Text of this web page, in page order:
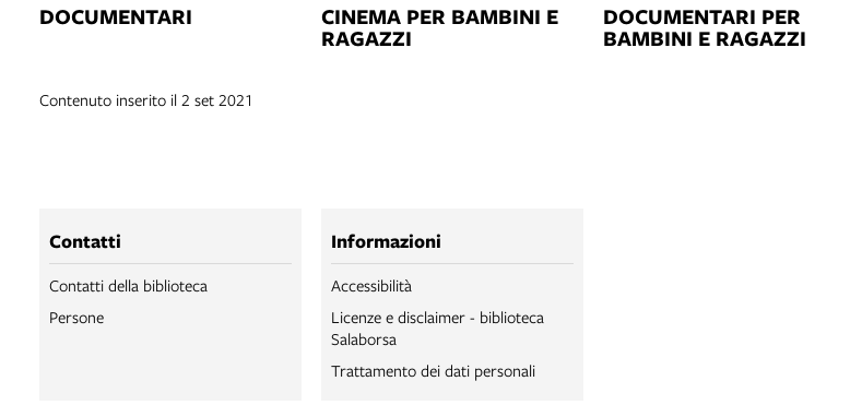
DOCUMENTARI CINEMA PER BAMBINI E
RAGAZZI
DOCUMENTARI PER
BAMBINI E RAGAZZI
Contenuto inserito il 2 set 2021
Contatti
Contatti della biblioteca
Persone
Informazioni
Accessibilità
Licenze e disclaimer - biblioteca
Salaborsa
Trattamento dei dati personali